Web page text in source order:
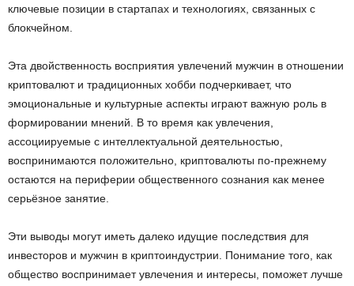
ключевые позиции в стартапах и технологиях, связанных с
блокчейном.
Эта двойственность восприятия увлечений мужчин в отношении
криптовалют и традиционных хобби подчеркивает, что
эмоциональные и культурные аспекты играют важную роль в
формировании мнений. В то время как увлечения,
ассоциируемые с интеллектуальной деятельностью,
воспринимаются положительно, криптовалюты по-прежнему
остаются на периферии общественного сознания как менее
серьёзное занятие.
Эти выводы могут иметь далеко идущие последствия для
инвесторов и мужчин в криптоиндустрии. Понимание того, как
общество воспринимает увлечения и интересы, поможет лучше